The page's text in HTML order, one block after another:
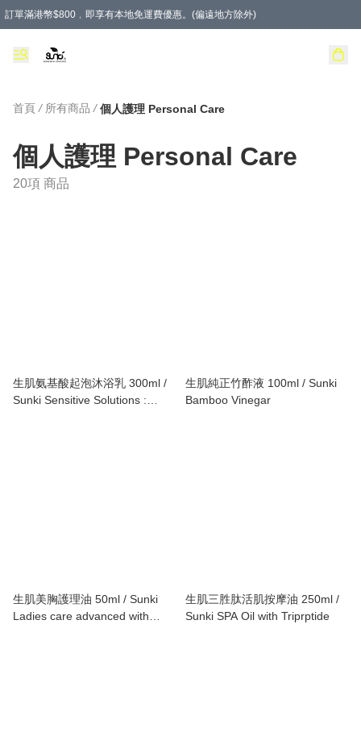
訂單滿港幣$800﹐即享有本地免運費優惠。(偏遠地方除外)
首頁 / 所有商品 / 個人護理 Personal Care
個人護理 Personal Care
20項 商品
生肌氨基酸起泡沐浴乳 300ml /
Sunki Sensitive Solutions :
生肌純正竹酢液 100ml / Sunki
Bamboo Vinegar
生肌美胸護理油 50ml / Sunki
Ladies care advanced with
生肌三胜肽活肌按摩油 250ml /
Sunki SPA Oil with Triprptide